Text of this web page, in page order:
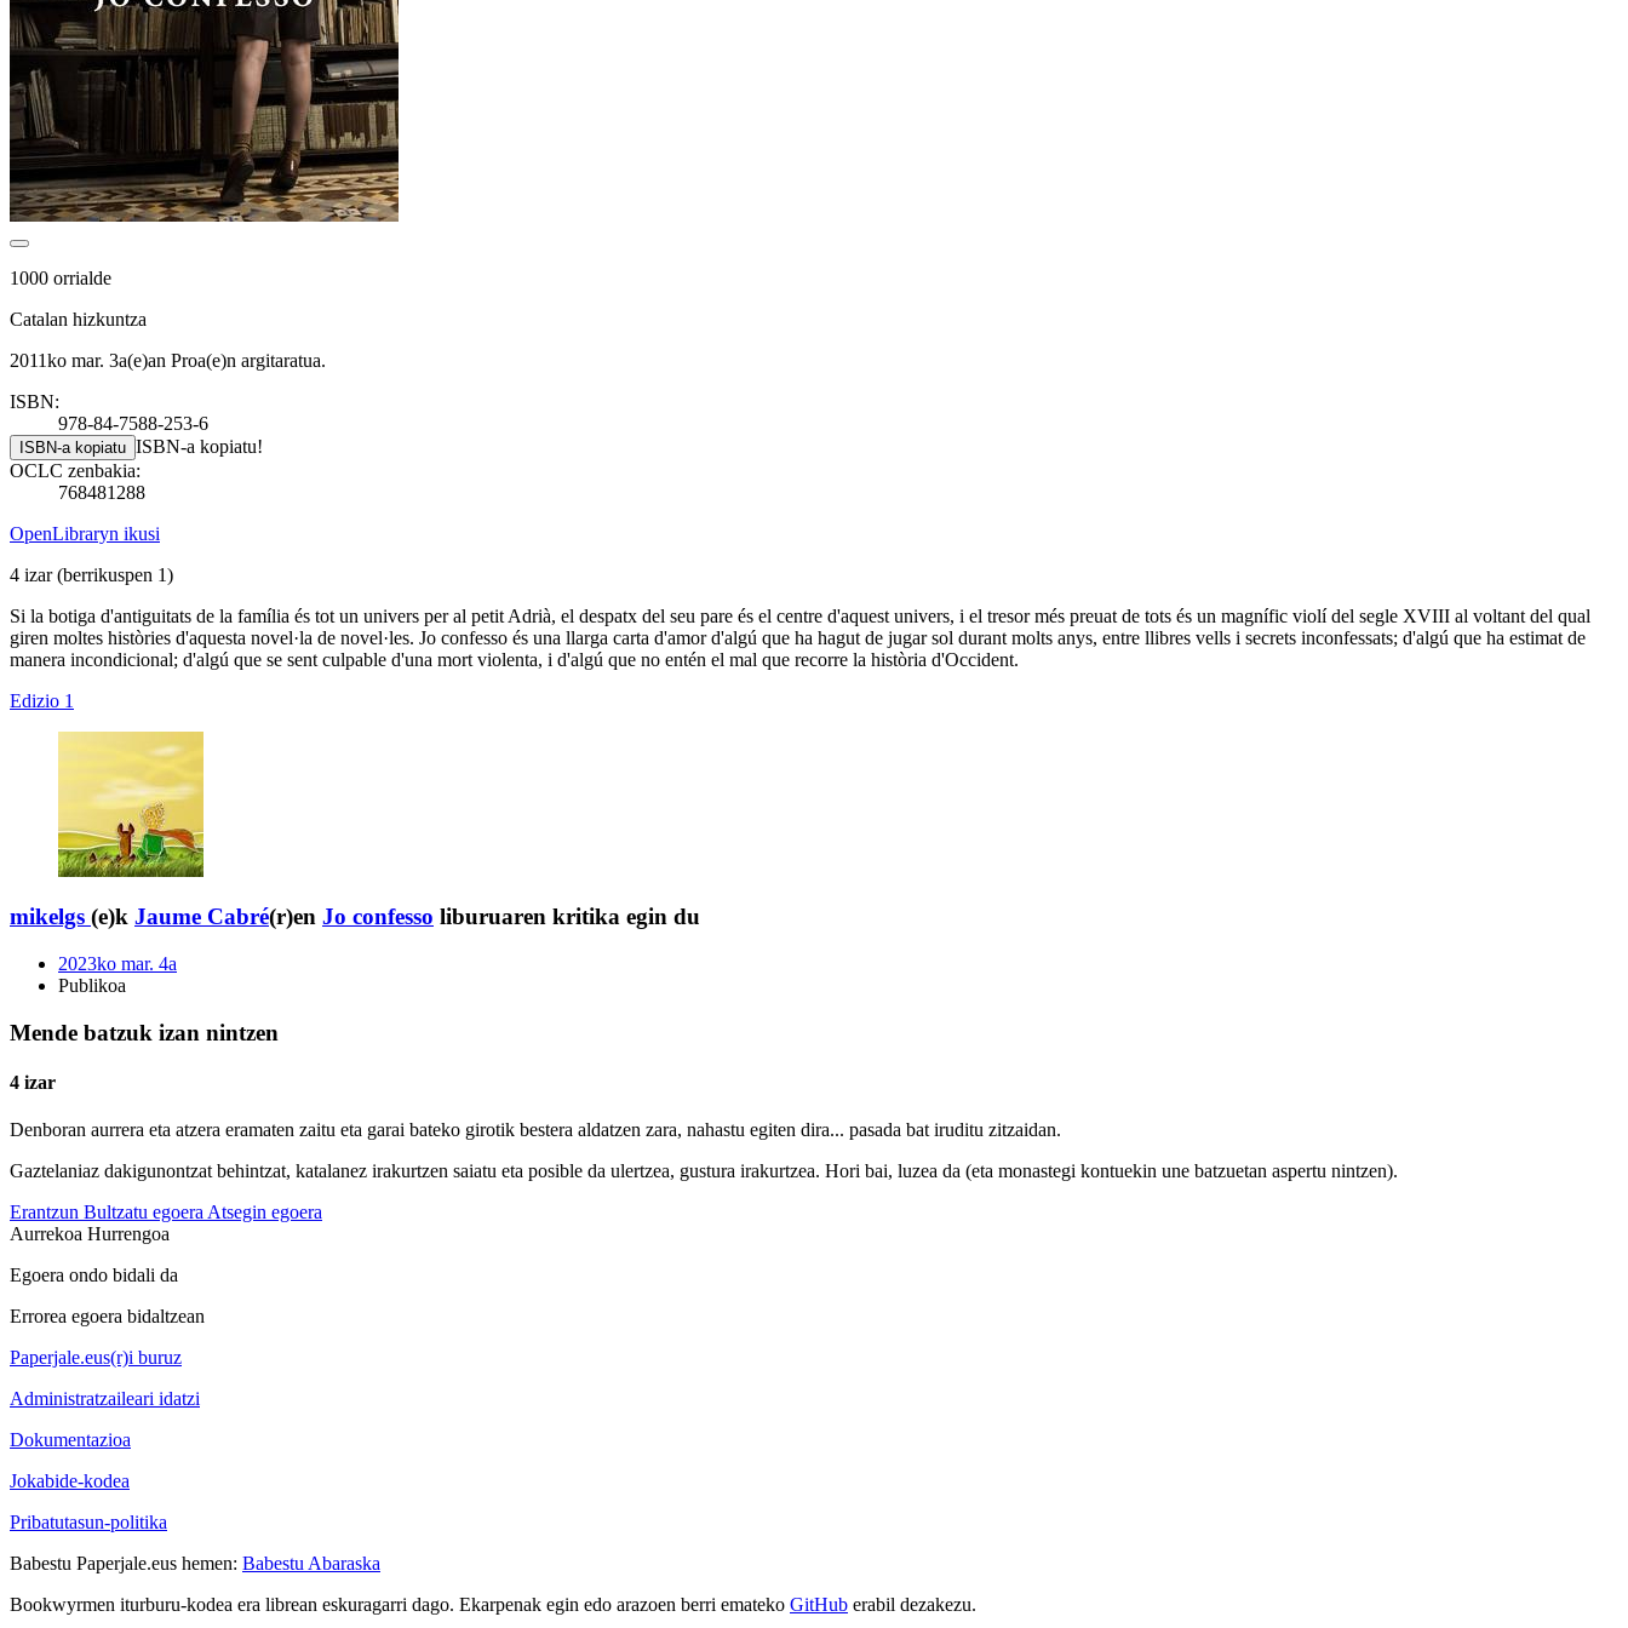
1000 orrialde
Catalan hizkuntza
2011ko mar. 3a(e)an Proa(e)n argitaratua.
ISBN:
978-84-7588-253-6
ISBN-a kopiatu ISBN-a kopiatu!
OCLC zenbakia:
768481288
OpenLibraryn ikusi
4 izar(berrikuspen 1)
Si la botiga d'antiguitats de la família és tot un univers per al petit Adrià, el despatx del seu pare és el centre d'aquest univers, i el tresor més preuat de tots és un magnífic violí del segle XVIII al voltant del qual
giren moltes històries d'aquesta novel·la de novel·les. Jo confesso és una llarga carta d'amor d'algú que ha hagut de jugar sol durant molts anys, entre llibres vells i secrets inconfessats; d'algú que ha estimat de
manera incondicional; d'algú que se sent culpable d'una mort violenta, i d'algú que no entén el mal que recorre la història d'Occident.
Edizio 1
mikelgs (e)k Jaume Cabré(r)en Jo confesso liburuaren kritika egin du
2023ko mar. 4a
Publikoa
Mende batzuk izan nintzen
4 izar
Denboran aurrera eta atzera eramaten zaitu eta garai bateko girotik bestera aldatzen zara, nahastu egiten dira... pasada bat iruditu zitzaidan.
Gaztelaniaz dakigunontzat behintzat, katalanez irakurtzen saiatu eta posible da ulertzea, gustura irakurtzea. Hori bai, luzea da (eta monastegi kontuekin une batzuetan aspertu nintzen).
Erantzun Bultzatu egoera Atsegin egoera
Aurrekoa Hurrengoa
Egoera ondo bidali da
Errorea egoera bidaltzean
Paperjale.eus(r)i buruz
Administratzaileari idatzi
Dokumentazioa
Jokabide-kodea
Pribatutasun-politika
Babestu Paperjale.eus hemen: Babestu Abaraska
Bookwyrmen iturburu-kodea era librean eskuragarri dago. Ekarpenak egin edo arazoen berri emateko GitHub erabil dezakezu.